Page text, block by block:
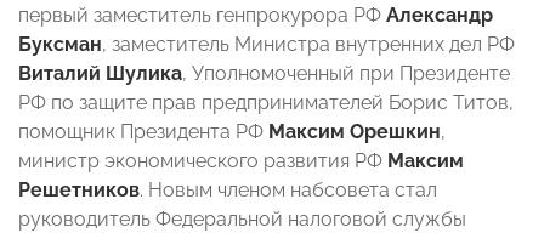
первый заместитель генпрокурора РФ Александр
Буксман, заместитель Министра внутренних дел РФ
Виталий Шулика, Уполномоченный при Президенте
РФ по защите прав предпринимателей Борис Титов,
помощник Президента РФ Максим Орешкин,
министр экономического развития РФ Максим
Решетников. Новым членом набсовета стал
руководитель Федеральной налоговой службы